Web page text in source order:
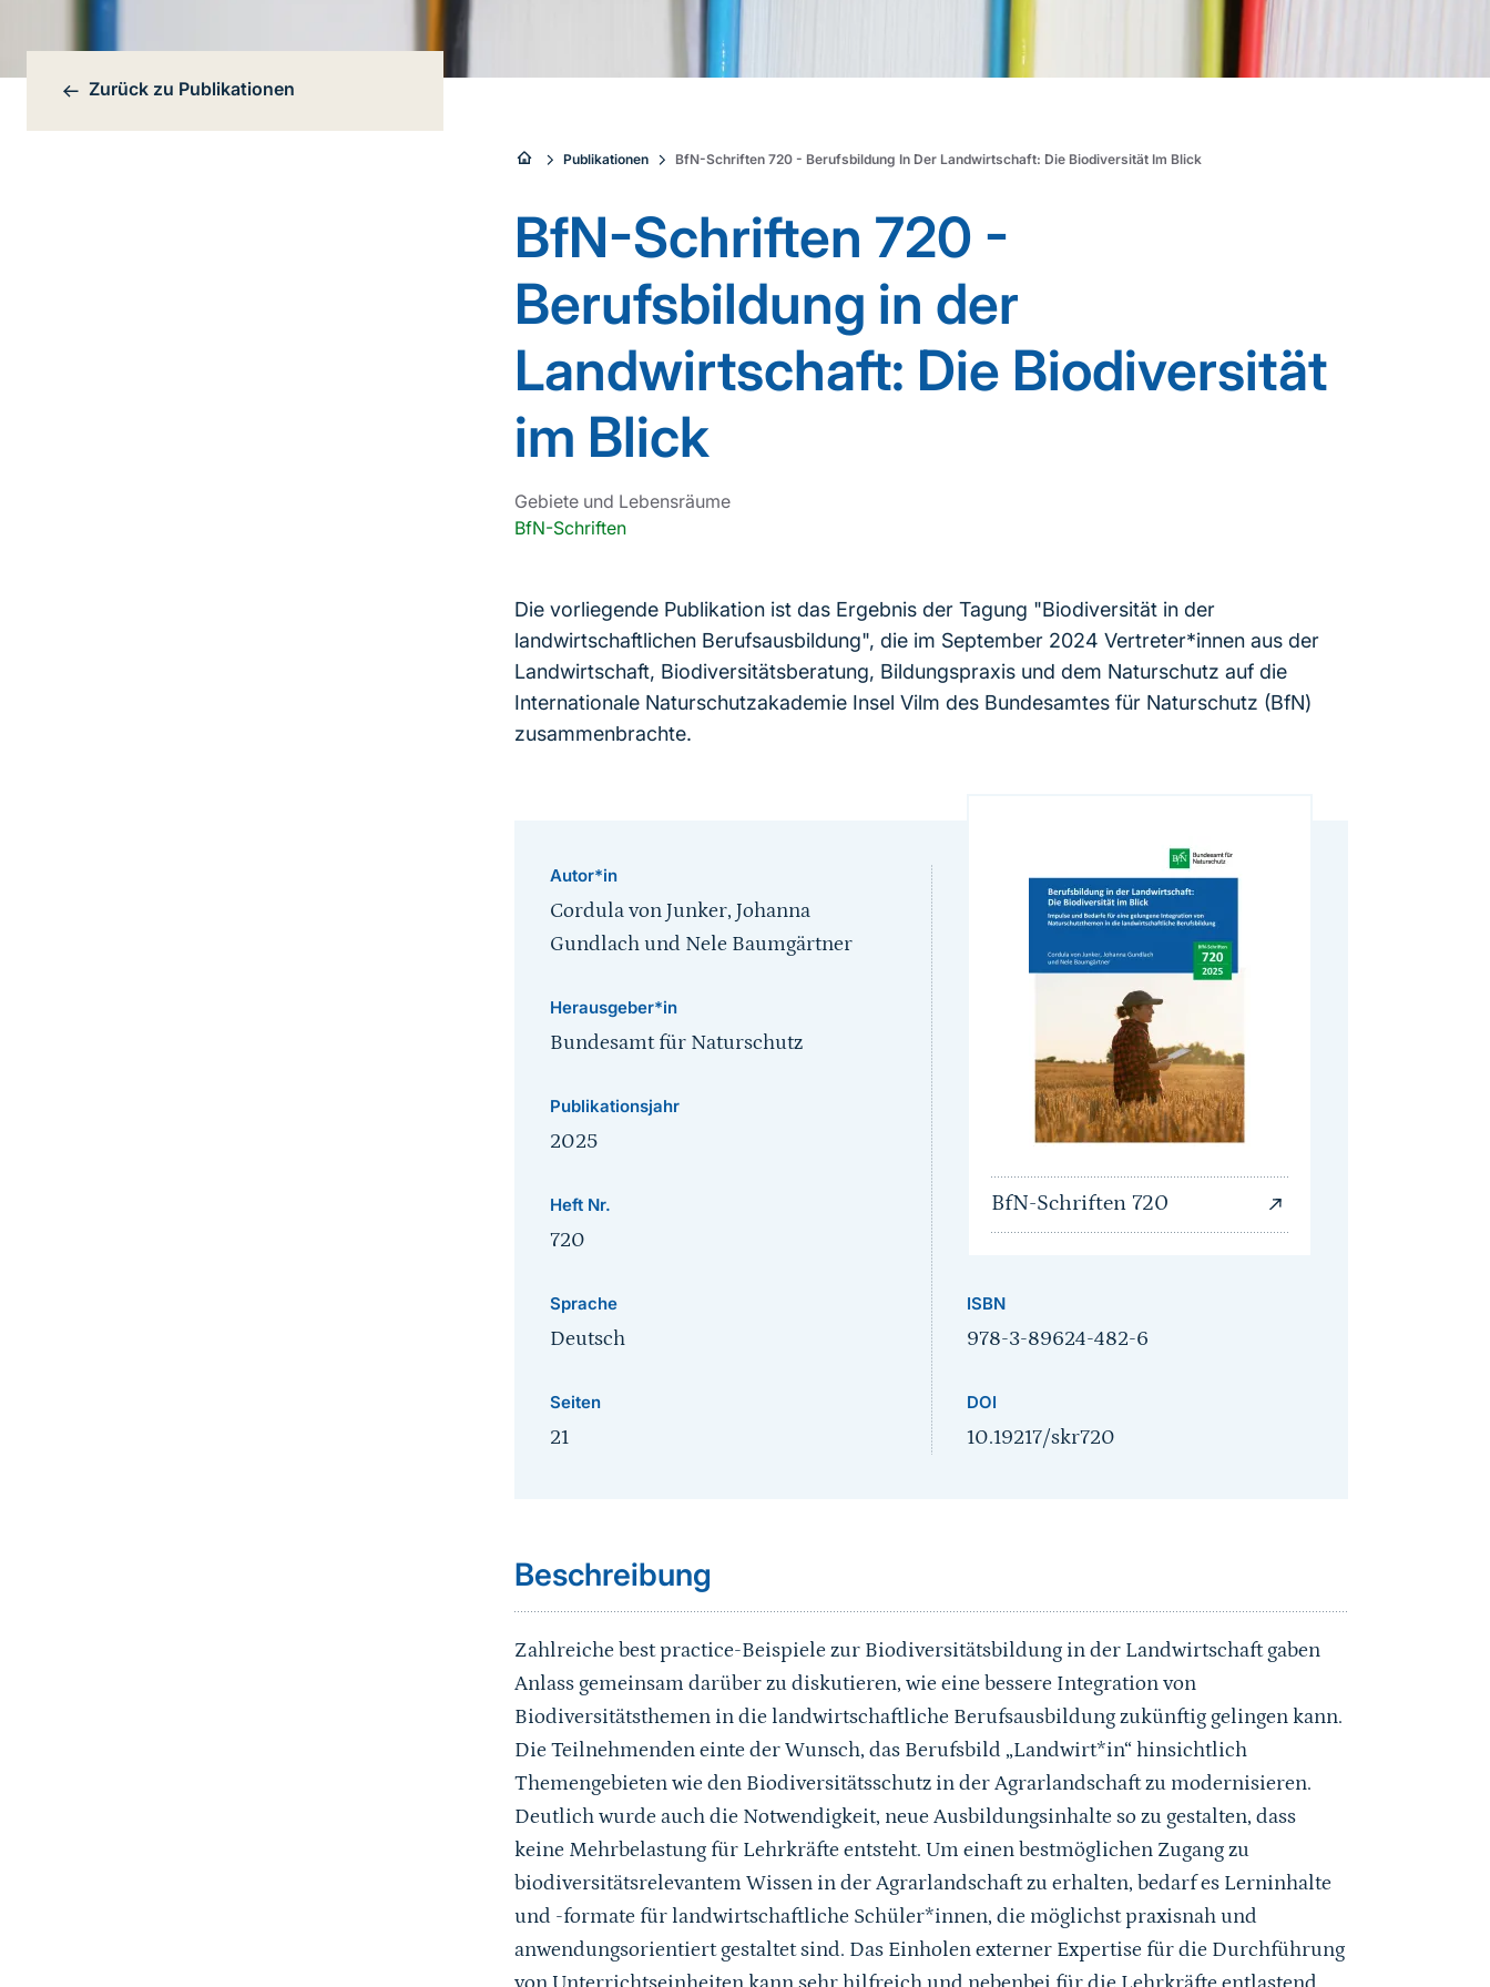
Bereichsnavigation
Zurück zu Publikationen
Sie
sind
hier:
Publikationen BfN-Schriften 720 - Berufsbildung In Der Landwirtschaft: Die Biodiversität Im Blick
BfN-Schriften 720 -
Berufsbildung in der
Landwirtschaft: Die Biodiversität
im Blick
Gebiete und Lebensräume
BfN-Schriften
Die vorliegende Publikation ist das Ergebnis der Tagung "Biodiversität in der
landwirtschaftlichen Berufsausbildung", die im September 2024 Vertreter*innen aus der
Landwirtschaft, Biodiversitätsberatung, Bildungspraxis und dem Naturschutz auf die
Internationale Naturschutzakademie Insel Vilm des Bundesamtes für Naturschutz (BfN)
zusammenbrachte.
Autor*in
Cordula von Junker, Johanna
Gundlach und Nele Baumgärtner
Herausgeber*in
Bundesamt für Naturschutz
Publikationsjahr
2025
Heft Nr.
720
Sprache
Deutsch
Seiten
21
BfN-Schriften 720
ISBN
978-3-89624-482-6
DOI
10.19217/skr720
Beschreibung
Zahlreiche best practice-Beispiele zur Biodiversitätsbildung in der Landwirtschaft gaben
Anlass gemeinsam darüber zu diskutieren, wie eine bessere Integration von
Biodiversitätsthemen in die landwirtschaftliche Berufsausbildung zukünftig gelingen kann.
Die Teilnehmenden einte der Wunsch, das Berufsbild „Landwirt*in“ hinsichtlich
Themengebieten wie den Biodiversitätsschutz in der Agrarlandschaft zu modernisieren.
Deutlich wurde auch die Notwendigkeit, neue Ausbildungsinhalte so zu gestalten, dass
keine Mehrbelastung für Lehrkräfte entsteht. Um einen bestmöglichen Zugang zu
biodiversitätsrelevantem Wissen in der Agrarlandschaft zu erhalten, bedarf es Lerninhalte
und -formate für landwirtschaftliche Schüler*innen, die möglichst praxisnah und
anwendungsorientiert gestaltet sind. Das Einholen externer Expertise für die Durchführung